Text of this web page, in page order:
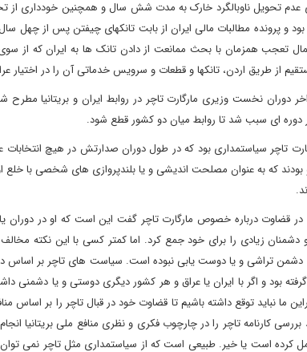
عدم تحویل ناوبالگرد خارک به مدت شش سال و همچنین خودداری از
و پرونده مطالبات مالی ایران از بابت تانکهای چیفتن پس از
تعجب همزمان با بحث ممانعت از دادن تانک ها به ایران که از سوی
از طریق اردن، تانکها و قطعات و سرویس خدماتی آن را در اختیار
دوران نخست وزیری مارگارت تاچر در روابط ایران و بریتانیا
دوره ای سبب شد تا روابط میان دو کشور قطع شود.
تاچر سیاستمداری بود که در طول دوران صدارتش در هیچ
که به عنوان مصلحت اندیشی و یا بلندپروازی های شخصی با خلع
در قضاوت درباره خصوص مارگارت تاچر گفت این است که او در
زیادی را برای خود جمع کرد. اما کمتر کسی با این نکته
دشمن تراشی و یا دوست یابی نبوده است. سیاست های تاچر بر اساس
گرفته بود و اگر با ایران یا عراق و هر کشور دیگری دوستی و یا دشمنی
ما نباید توقع داشته باشیم تا قضاوت خود در قبال تاچر را بر اساس
بررسی کارنامه تاچر را در چارچوب فکری و نظری منافع ملی بریتانیا
کرده است یا خیر. طبیعی است که از سیاستمداری مثل تاچر نمی